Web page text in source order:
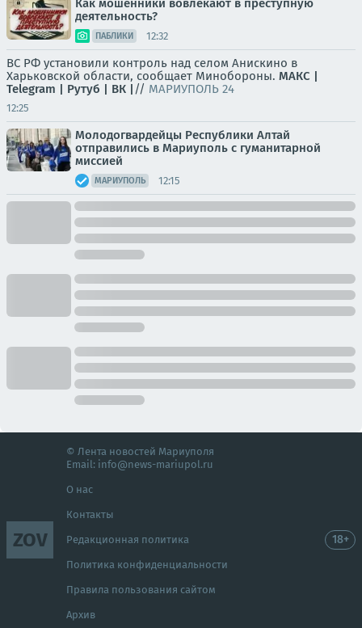
Как мошенники вовлекают в преступную
деятельность?
ПАБЛИКИ 12:32
ВС РФ установили контроль над селом Анискино в
Харьковской области, сообщает Минобороны. МАКС |
Telegram | Рутуб | ВК | // МАРИУПОЛЬ 24
12:25
Молодогвардейцы Республики Алтай
отправились в Мариуполь с гуманитарной
миссией
МАРИУПОЛЬ 12:15
ZOV
© Лента новостей Мариуполя
Email: info@news-mariupol.ru
О нас
Контакты
Редакционная политика
Политика конфиденциальности
Правила пользования сайтом
Архив
18+